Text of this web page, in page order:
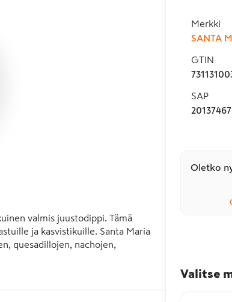
valmis juustodippi. Tämä
ja kasvistikuille. Santa Maria
quesadillojen, nachojen,
Merkki
SANTA
GTIN
SAP
20137467
Oletko
Valitse